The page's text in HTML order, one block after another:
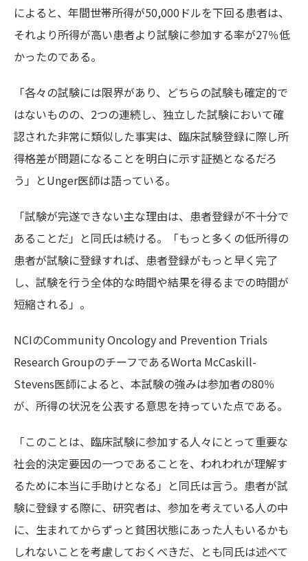
によると、年間世帯所得が50,000ドルを下回る患者は、
それより所得が高い患者より試験に参加する率が27％低
かったのである。
「各々の試験には限界があり、どちらの試験も確定的で
はないものの、2つの連続し、独立した試験において確
認された非常に類似した事実は、臨床試験登録に際し所
得格差が問題になることを明白に示す証拠となるだろ
う」とUnger医師は語っている。
「試験が完遂できない主な理由は、患者登録が不十分で
あることだ」と同氏は続ける。「もっと多くの低所得の
患者が試験に登録すれば、患者登録がもっと早く完了
し、試験を行う全体的な時間や結果を得るまでの時間が
短縮される」。
NCIのCommunity Oncology and Prevention Trials
Research GroupのチーフであるWorta McCaskill-
Stevens医師によると、本試験の強みは参加者の80％
が、所得の状況を公表する意思を持っていた点である。
「このことは、臨床試験に参加する人々にとって重要な
社会的決定要因の一つであることを、われわれが理解す
るために本当に手助けとなる」と同氏は言う。患者が試
験に登録する際に、研究者は、参加を考えている人の中
に、生まれてからずっと貧困状態にあった人もいるかも
しれないことを考慮しておくべきだ、とも同氏は述べて